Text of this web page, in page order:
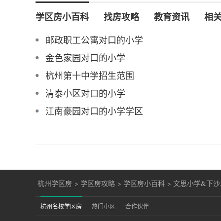
学区房小百科 找房攻略 教育资讯 相
邮政职工公寓对口的小学
金色家园对口的小学
杭州第十中学招生范围
清泰小区对口的小学
江南豪园对口的小学学区
杭州学区房 > 学区房攻略 > 学区房小百科 > 文思小学&下
杭州名校学区房 热门小区 合作伙伴